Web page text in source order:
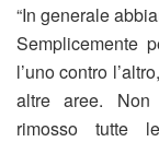
“In generale
Semplicemente
l’uno contro
altre aree. Non
rimosso tutte